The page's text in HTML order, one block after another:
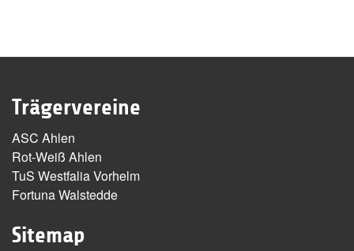
Trägervereine
ASC Ahlen
Rot-Weiß Ahlen
TuS Westfalia Vorhelm
Fortuna Walstedde
Sitemap